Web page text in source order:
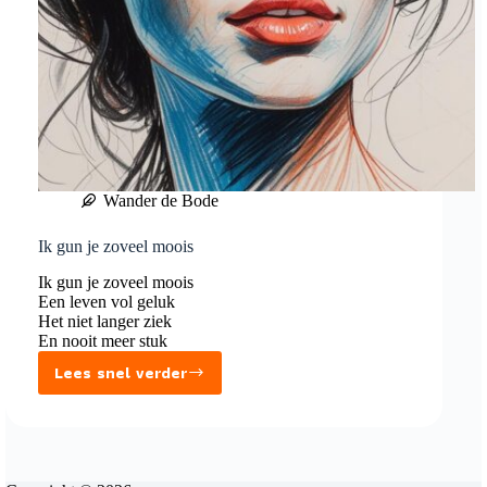
Wander de Bode
Ik gun je zoveel moois
Ik gun je zoveel moois
Een leven vol geluk
Het niet langer ziek
En nooit meer stuk
Lees snel verder
Ik